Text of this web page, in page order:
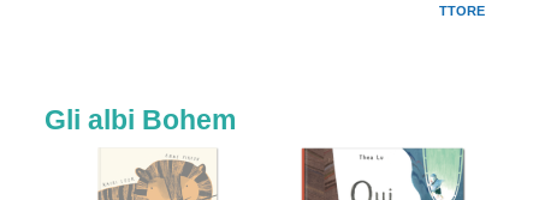
TTORE
Gli albi Bohem